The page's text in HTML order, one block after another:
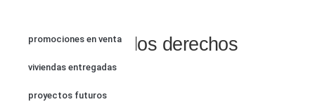
promociones en venta
viviendas entregadas
proyectos futuros
© 2022 Todos los derechos
reservados